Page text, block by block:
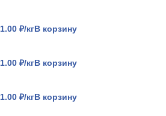
1.00 ₽/кгВ корзину
1.00 ₽/кгВ корзину
1.00 ₽/кгВ корзину